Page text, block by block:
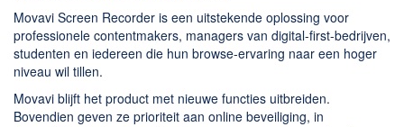
Movavi Screen Recorder is een uitstekende oplossing voor
professionele contentmakers, managers van digital-first-bedrijven,
studenten en iedereen die hun browse-ervaring naar een hoger
niveau wil tillen.
Movavi blijft het product met nieuwe functies uitbreiden.
Bovendien geven ze prioriteit aan online beveiliging, in